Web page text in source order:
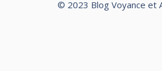
© 2023 Blog Voyance et